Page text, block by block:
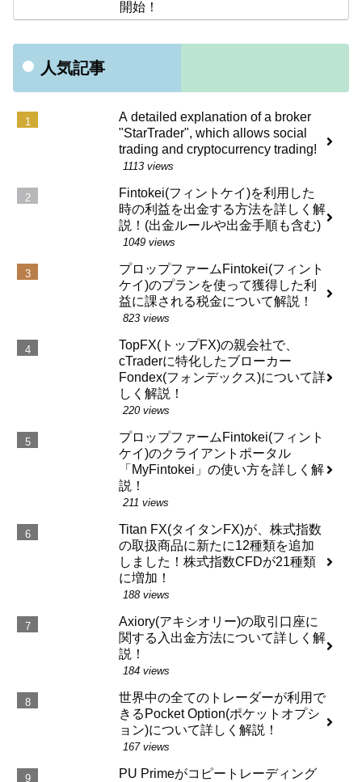
開始！
人気記事
A detailed explanation of a broker
"StarTrader", which allows social
trading and cryptocurrency trading!
1113 views
Fintokei(フィントケイ)を利用した
時の利益を出金する方法を詳しく解
説！(出金ルールや出金手順も含む)
1049 views
プロップファームFintokei(フィント
ケイ)のプランを使って獲得した利
益に課される税金について解説！
823 views
TopFX(トップFX)の親会社で、
cTraderに特化したブローカー
Fondex(フォンデックス)について詳
しく解説！
220 views
プロップファームFintokei(フィント
ケイ)のクライアントポータル
「MyFintokei」の使い方を詳しく解
説！
211 views
Titan FX(タイタンFX)が、株式指数
の取扱商品に新たに12種類を追加
しました！株式指数CFDが21種類
に増加！
188 views
Axiory(アキシオリー)の取引口座に
関する入出金方法について詳しく解
説！
184 views
世界中の全てのトレーダーが利用で
きるPocket Option(ポケットオプシ
ョン)について詳しく解説！
167 views
PU Primeがコピートレーディング